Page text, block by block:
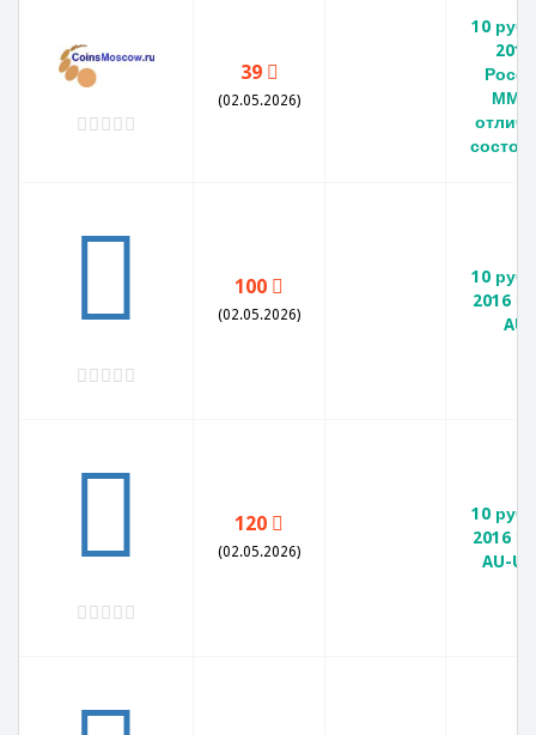
39
(02.05.2026)
10
2016
ММД,
100
(02.05.2026)
10
2016
AU
120
(02.05.2026)
10
2016
AU-